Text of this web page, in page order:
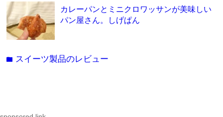
カレーパンとミニクロワッサンが美味しい
パン屋さん。しげぱん
folder スイーツ製品のレビュー